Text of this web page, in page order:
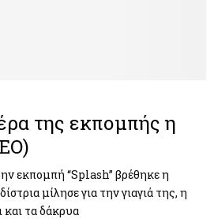
της εκπομπής η
εκπομπή “Splash” βρέθηκε η
μίλησε για την γιαγιά της, η
και τα δάκρυα